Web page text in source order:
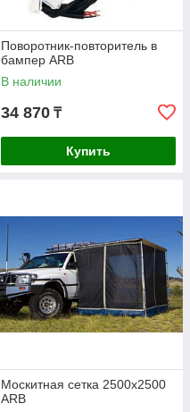
Поворотник-повторитель в
бампер ARB
В наличии
34 870 ₸
Купить
Москитная сетка 2500x2500
ARB